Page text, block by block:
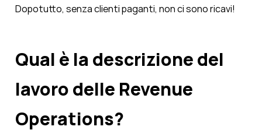
Dopotutto, senza clienti paganti, non ci sono ricavi!
Qual è la descrizione del
lavoro delle Revenue
Operations?